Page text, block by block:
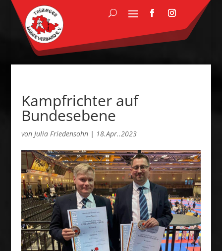
Kampfrichter auf
Bundesebene
von Julia Friedensohn| 18.Apr..2023